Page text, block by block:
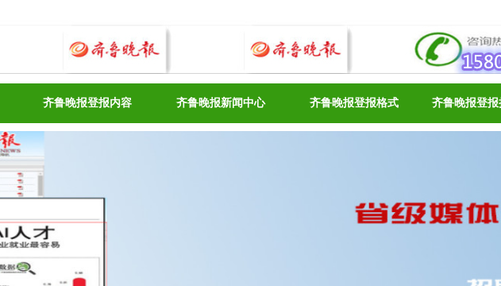
齐鲁晚报登报内容 齐鲁晚报新闻中心 齐鲁晚报登报格式 齐鲁晚报登报